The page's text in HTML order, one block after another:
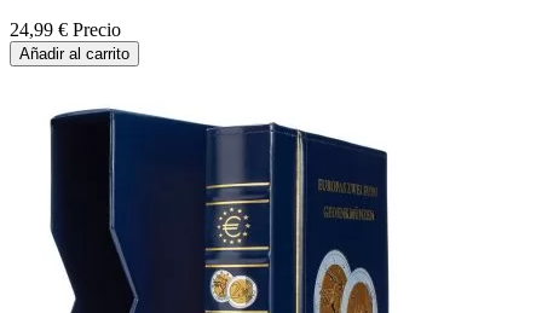
24,99 € Precio
Añadir al carrito